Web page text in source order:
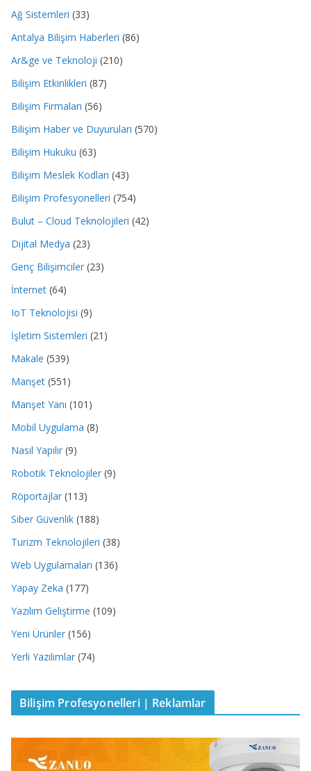
Ağ Sistemleri (33)
Antalya Bilişim Haberleri (86)
Ar&ge ve Teknoloji (210)
Bilişim Etkinlikleri (87)
Bilişim Firmaları (56)
Bilişim Haber ve Duyuruları (570)
Bilişim Hukuku (63)
Bilişim Meslek Kodları (43)
Bilişim Profesyonelleri (754)
Bulut – Cloud Teknolojileri (42)
Dijital Medya (23)
Genç Bilişimciler (23)
İnternet (64)
IoT Teknolojisi (9)
İşletim Sistemleri (21)
Makale (539)
Manşet (551)
Manşet Yanı (101)
Mobil Uygulama (8)
Nasıl Yapılır (9)
Robotik Teknolojiler (9)
Röportajlar (113)
Siber Güvenlik (188)
Turizm Teknolojileri (38)
Web Uygulamaları (136)
Yapay Zeka (177)
Yazılım Geliştirme (109)
Yeni Ürünler (156)
Yerli Yazılımlar (74)
Bilişim Profesyonelleri | Reklamlar